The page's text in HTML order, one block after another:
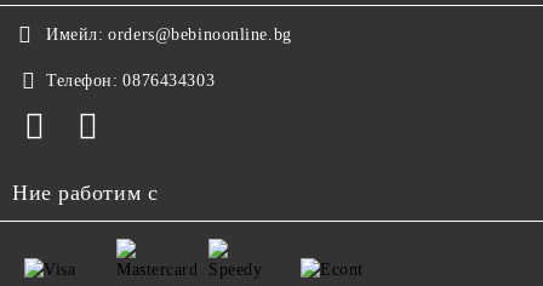
Имейл: orders@bebinoonline.bg
Телефон: 0876434303
Ние работим с